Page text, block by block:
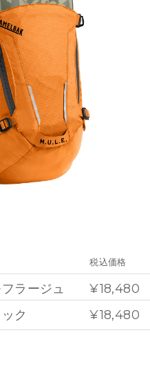
ラージュ
ク
税込価格
¥18,480
¥18,480